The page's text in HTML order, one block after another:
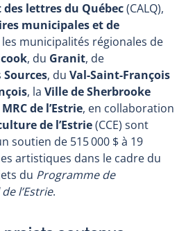
des lettres du Québec(CALQ),
municipales et de
les municipalités régionales de
, du Granit, de
Sources, du Val-Saint-François
, la Ville deSherbrooke
de l’Estrie, en collaboration
de l’Estrie(CCE) sont
soutien de 515 000 $ à 19
artistiques dans le cadre du
du Programme de
l’Estrie.